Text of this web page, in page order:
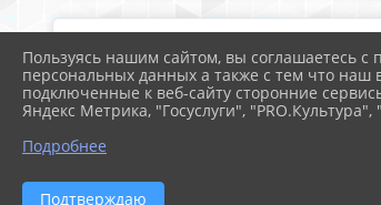
Пользуясь нашим сайтом, вы соглашаетесь с
персональных данных а также с тем что наш
подключенные к веб-сайту сторонние
Яндекс Метрика, "Госуслуги",
Подробнее
Подтверждаю